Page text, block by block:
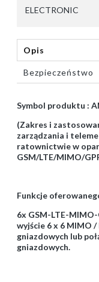
ELECTRONIC
Opis
Bezpieczeństwo
Symbol produktu :
(Zakres i
zarządzania i
ratownictwie w
GSM/LTE/MIMO/
Funkcje
6x GSM-LTE-
wyjście 6 x 6 MIMO
gniazdowych lub
gniazdowych.